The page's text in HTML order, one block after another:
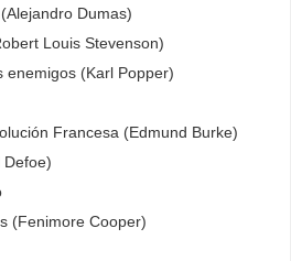
Dumas)
Louis Stevenson)
enemigos (Karl Popper)
Francesa (Edmund Burke)
Defoe)
(Fenimore Cooper)